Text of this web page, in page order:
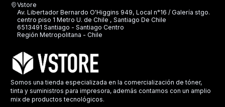
Vstore
Av. Libertador Bernardo O'Higgins 949, Local n°16 / Galería stgo.
centro piso 1 Metro U. de Chile , Santiago De Chile
6513491 Santiago - Santiago Centro
Región Metropolitana - Chile
Somos una tienda especializada en la comercialización de tóner,
tinta y suministros para impresora, además contamos con un amplio
mix de productos tecnológicos.